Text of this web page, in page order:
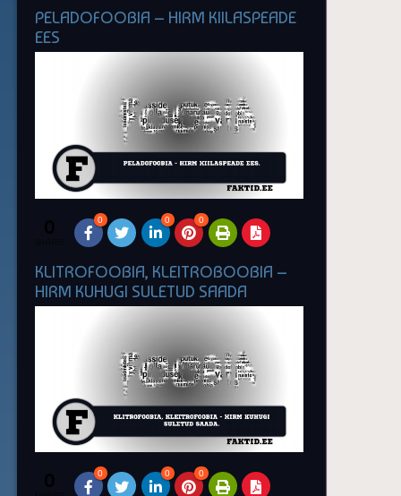
PELADOFOOBIA – HIRM KIILASPEADE
EES
0 0 0 0
KLITROFOOBIA, KLEITROBOOBIA –
HIRM KUHUGI SULETUD SAADA
0 0 0 0